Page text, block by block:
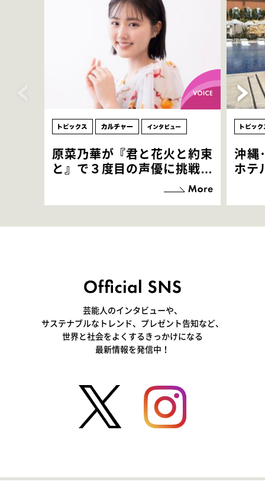
原菜乃華が『君と花火と約束
と』で３度目の声優に挑戦！
「お邪魔させてもらっている
感覚ですが､お芝居に没頭で
沖縄
ホテ
芸能人のインタビューや、
サステナブルなトレンド、プレゼント告知など、
世界と社会をよくするきっかけになる
最新情報を発信中！